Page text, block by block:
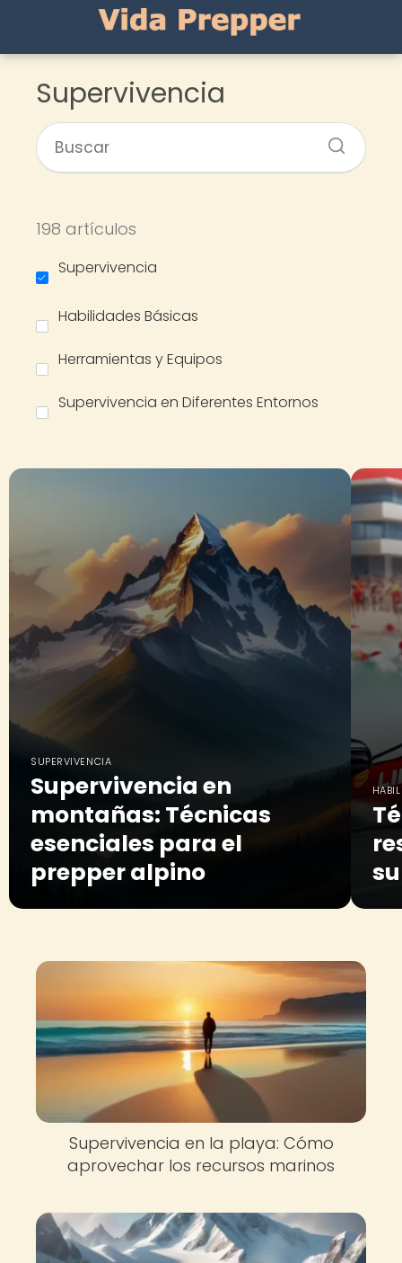
Supervivencia
198 artículos
Supervivencia
Habilidades Básicas
Herramientas y Equipos
Supervivencia en Diferentes Entornos
SUPERVIVENCIA
Supervivencia en
montañas: Técnicas
esenciales para el
prepper alpino
Supervivencia en la playa: Cómo
aprovechar los recursos marinos